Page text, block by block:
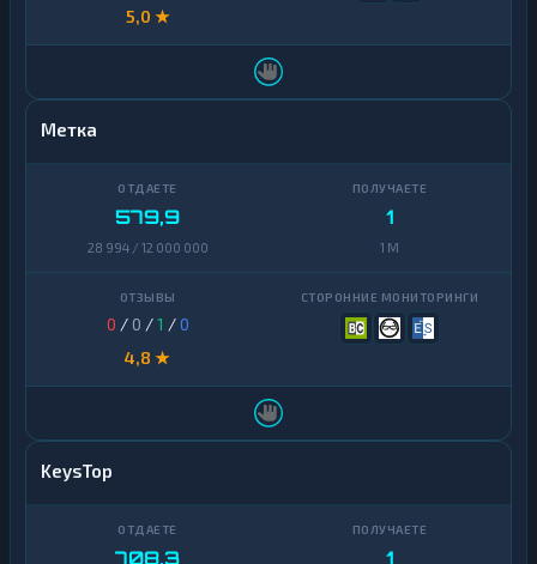
5,0 ★
Метка
579,9
28 994 / 12 000 000
1
1 M
0 / 0 /1 /0
4,8 ★
KeysTop
708,3 1